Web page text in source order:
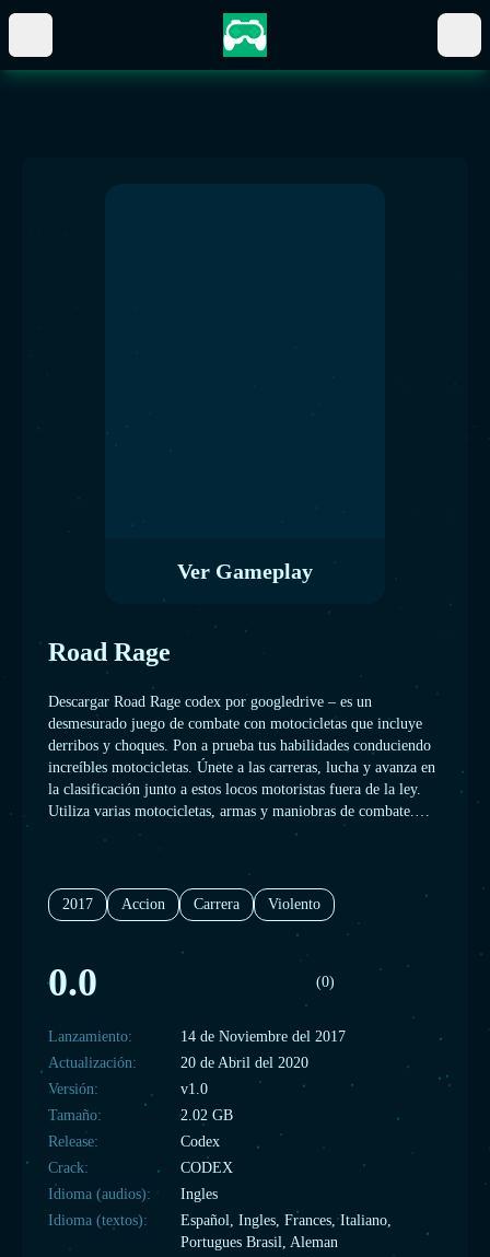
Ver Gameplay
Road Rage
Descargar Road Rage codex por googledrive – es un
desmesurado juego de combate con motocicletas que incluye
derribos y choques. Pon a prueba tus habilidades conduciendo
increíbles motocicletas. Únete a las carreras, lucha y avanza en
la clasificación junto a estos locos motoristas fuera de la ley.
Utiliza varias motocicletas, armas y maniobras de combate.
Conviértete en la máxima autoridad y fija los límites en las
abierto hasta ser Presidente del Club.
2017
Accion Carrera Violento
0.0 (0)
Lanzamiento:
14 de Noviembre del 2017
Actualización:
20 de Abril del 2020
Versión:
v1.0
Tamaño:
2.02 GB
Release:
Codex
Crack:
CODEX
Idioma (audios):
Ingles
Idioma (textos):
Español, Ingles, Frances, Italiano,
Portugues Brasil, Aleman